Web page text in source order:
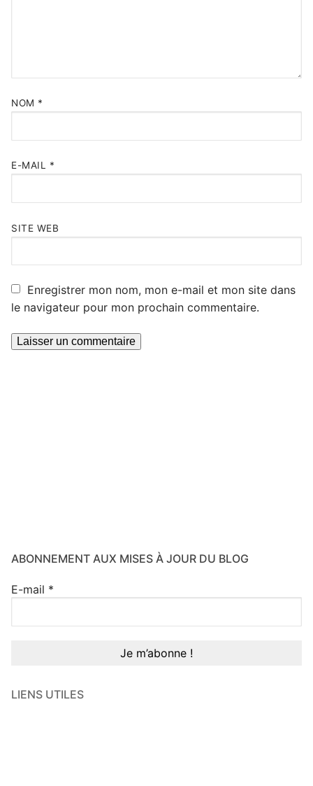
NOM *
E-MAIL *
SITE WEB
Enregistrer mon nom, mon e-mail et mon site dans
le navigateur pour mon prochain commentaire.
ABONNEMENT AUX MISES À JOUR DU BLOG
E-mail *
LIENS UTILES